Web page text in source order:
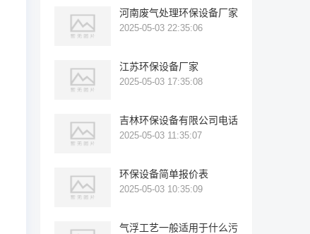
河南废气处理环保设备厂家
2025-05-03 22:35:06
江苏环保设备厂家
2025-05-03 17:35:08
吉林环保设备有限公司电话
2025-05-03 11:35:07
环保设备简单报价表
2025-05-03 10:35:09
气浮工艺一般适用于什么污